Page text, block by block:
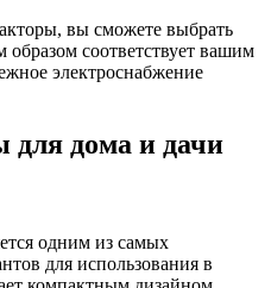
вы сможете выбрать
соответствует вашим
электроснабжение
для дома и дачи
одним из самых
для использования в